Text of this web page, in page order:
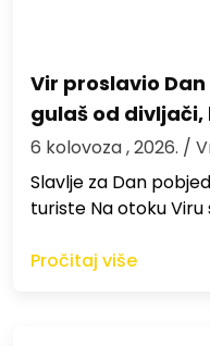
Vir proslavio
gulaš od
6 kolovoza , 2026. /
Slavlje za Dan
turiste Na otoku Viru
Pročitaj više